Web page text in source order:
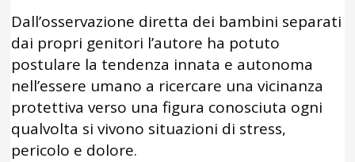
Dall’osservazione diretta dei bambini separati
dai propri genitori l’autore ha potuto
postulare la tendenza innata e autonoma
nell’essere umano a ricercare una vicinanza
protettiva verso una figura conosciuta ogni
qualvolta si vivono situazioni di stress,
pericolo e dolore.